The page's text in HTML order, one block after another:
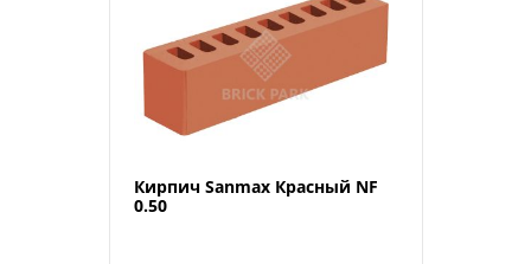
Кирпич Sanmax Красный NF
0.50